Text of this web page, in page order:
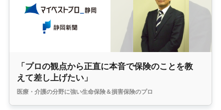
「プロの観点から正直に本音で保険のことを教
えて差し上げたい」
医療・介護の分野に強い生命保険＆損害保険のプロ